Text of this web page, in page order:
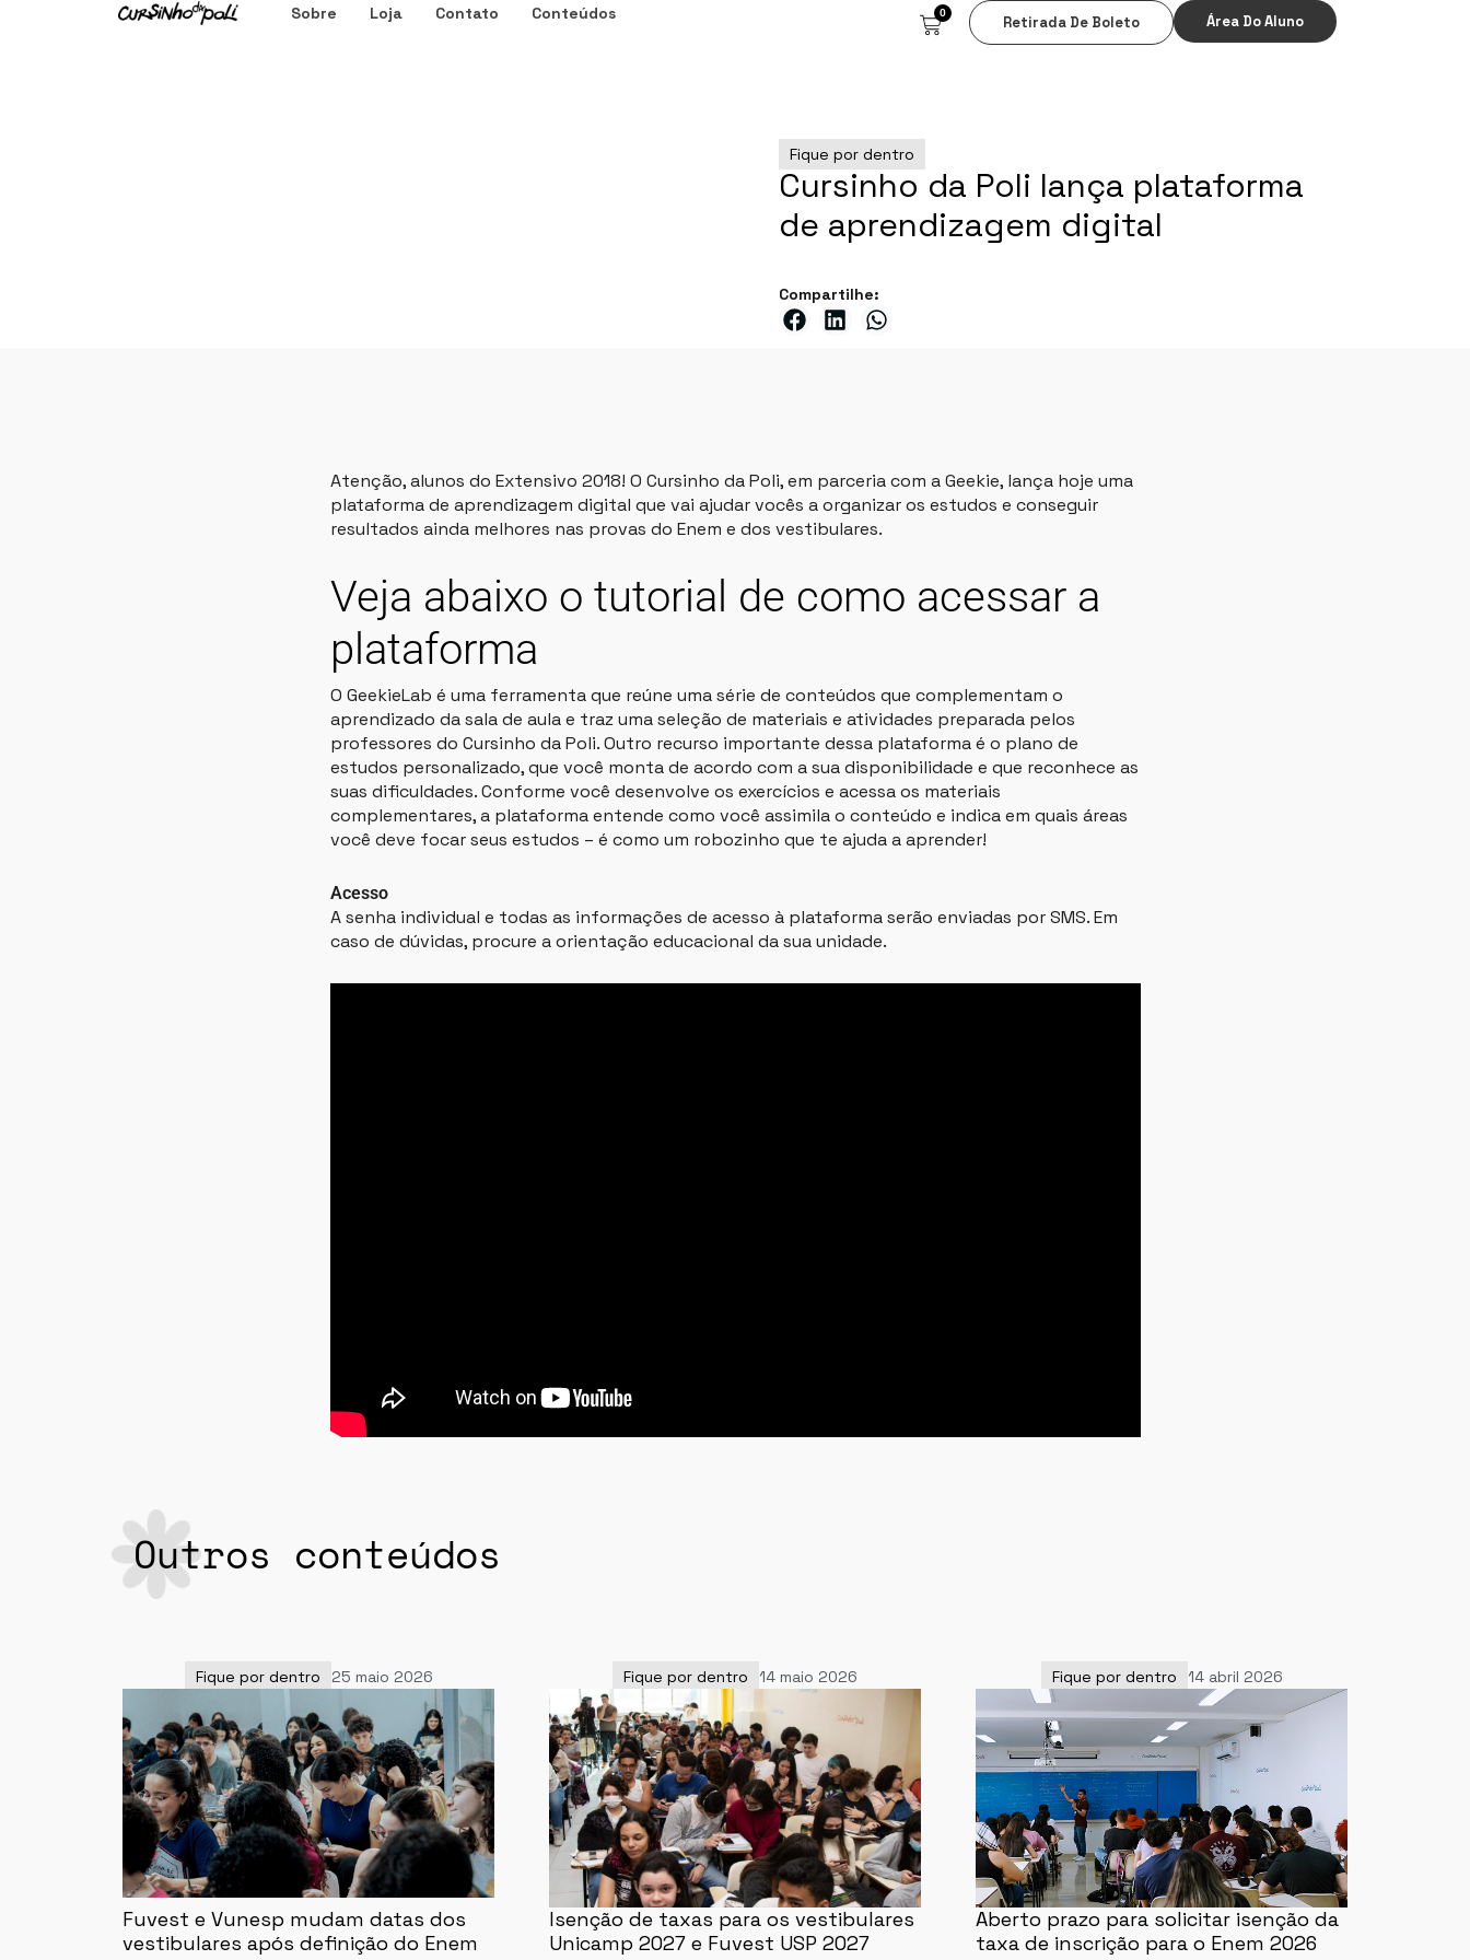
Sobre Loja Contato Conteúdos 0
Retirada De Boleto Área Do Aluno
Fique por dentro
Cursinho da Poli lança plataforma
de aprendizagem digital
Compartilhe:
Atenção, alunos do Extensivo 2018! O Cursinho da Poli, em parceria com a Geekie, lança hoje uma
plataforma de aprendizagem digital que vai ajudar vocês a organizar os estudos e conseguir
resultados ainda melhores nas provas do Enem e dos vestibulares.
Veja abaixo o tutorial de como acessar a
plataforma
O GeekieLab é uma ferramenta que reúne uma série de conteúdos que complementam o
aprendizado da sala de aula e traz uma seleção de materiais e atividades preparada pelos
professores do Cursinho da Poli. Outro recurso importante dessa plataforma é o plano de
estudos personalizado, que você monta de acordo com a sua disponibilidade e que reconhece as
suas dificuldades. Conforme você desenvolve os exercícios e acessa os materiais
complementares, a plataforma entende como você assimila o conteúdo e indica em quais áreas
você deve focar seus estudos – é como um robozinho que te ajuda a aprender!
Acesso
A senha individual e todas as informações de acesso à plataforma serão enviadas por SMS. Em
caso de dúvidas, procure a orientação educacional da sua unidade.
Outros conteúdos
Fique por dentro 25 maio 2026
Fuvest e Vunesp mudam datas dos
vestibulares após definição do Enem
Fique por dentro 14 maio 2026
Isenção de taxas para os vestibulares
Unicamp 2027 e Fuvest USP 2027
Fique por dentro 14 abril 2026
Aberto prazo para solicitar isenção da
taxa de inscrição para o Enem 2026